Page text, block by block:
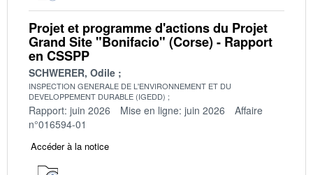
Projet et programme d'actions du Projet
Grand Site "Bonifacio" (Corse) - Rapport
en CSSPP
SCHWERER, Odile
INSPECTION GENERALE DE L'ENVIRONNEMENT ET DU
DEVELOPPEMENT DURABLE (IGEDD)
Rapport: juin 2026 Mise en ligne: juin 2026
Affaire
n°016594-01
Accéder à la notice